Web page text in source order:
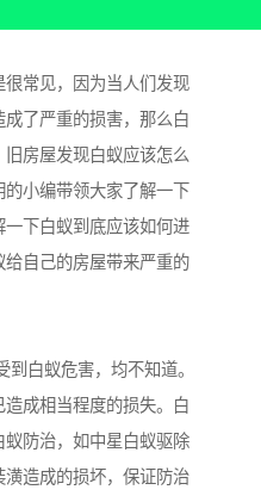
常见，因为当人们发现
了严重的损害，那么白
房屋发现白蚁应该怎么
小编带领大家了解一下
下白蚁到底应该如何进
自己的房屋带来严重的
白蚁危害，均不知道。
成相当程度的损失。白
防治，如中星白蚁驱除
造成的损坏，保证防治